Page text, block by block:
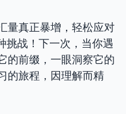
量真正暴增，轻松应对
挑战！下一次，当你遇
的前缀，一眼洞察它的
的旅程，因理解而精